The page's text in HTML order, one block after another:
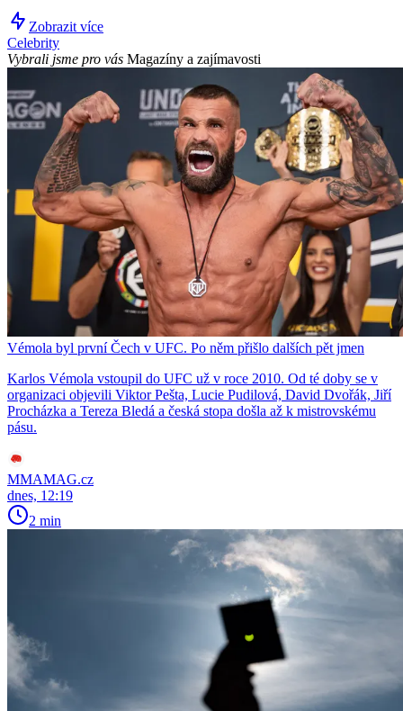
Zobrazit více
Celebrity
Vybrali jsme pro vás Magazíny a zajímavosti
Vémola byl první Čech v UFC. Po něm přišlo dalších pět jmen
Karlos Vémola vstoupil do UFC už v roce 2010. Od té doby se v
organizaci objevili Viktor Pešta, Lucie Pudilová, David Dvořák, Jiří
Procházka a Tereza Bledá a česká stopa došla až k mistrovskému
pásu.
MMAMAG.cz
dnes, 12:19
2 min